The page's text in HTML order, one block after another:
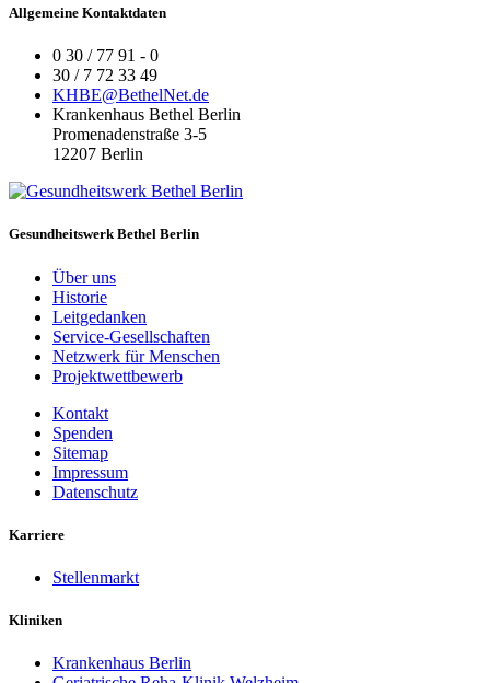
Allgemeine Kontaktdaten
0 30 / 77 91 - 0
30 / 7 72 33 49
KHBE@BethelNet.de
Krankenhaus Bethel Berlin
Promenadenstraße 3-5
12207 Berlin
Gesundheitswerk Bethel Berlin
Über uns
Historie
Leitgedanken
Service-Gesellschaften
Netzwerk für Menschen
Projektwettbewerb
Kontakt
Spenden
Sitemap
Impressum
Datenschutz
Karriere
Stellenmarkt
Kliniken
Krankenhaus Berlin